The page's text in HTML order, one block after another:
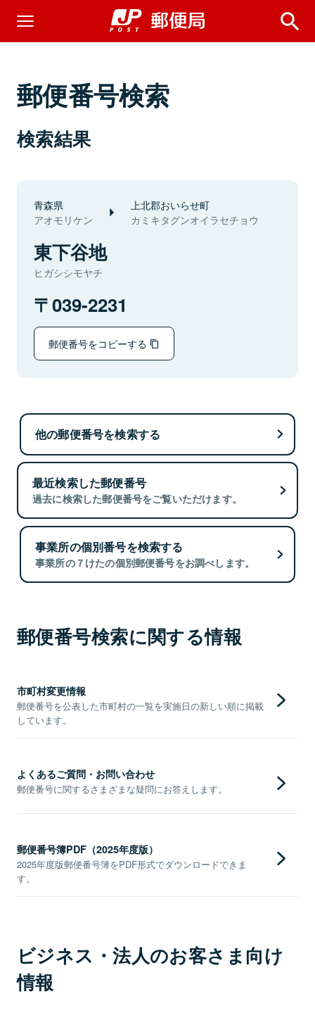
郵便番号検索
検索結果
青森県
アオモリケン
上北郡おいらせ町
カミキタグンオイラセチョウ
東下谷地
ヒガシシモヤチ
039-2231
郵便番号をコピーする
他の郵便番号を検索する
最近検索した郵便番号
過去に検索した郵便番号をご覧いただけます。
事業所の個別番号を検索する
事業所の７けたの個別郵便番号をお調べします。
郵便番号検索に関する情報
市町村変更情報
郵便番号を公表した市町村の一覧を実施日の新しい順に掲載
しています。
よくあるご質問・お問い合わせ
郵便番号に関するさまざまな疑問にお答えします。
郵便番号簿PDF（2025年度版）
2025年度版郵便番号簿をPDF形式でダウンロードできま
す。
ビジネス・法人のお客さま向け
情報